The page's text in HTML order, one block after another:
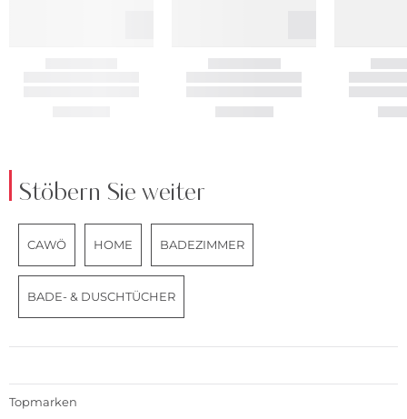
Stöbern Sie weiter
CAWÖ HOME BADEZIMMER
BADE- & DUSCHTÜCHER
Topmarken